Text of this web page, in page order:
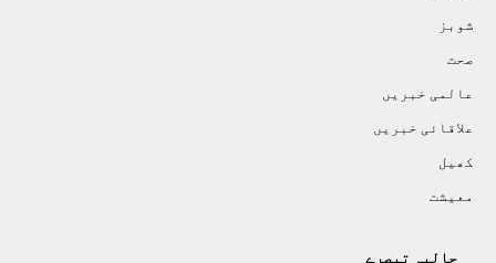
شوبز
صحت
عالمی خبريں
علاقائی خبريں
کھيل
معيشت
حالیہ تبصرے